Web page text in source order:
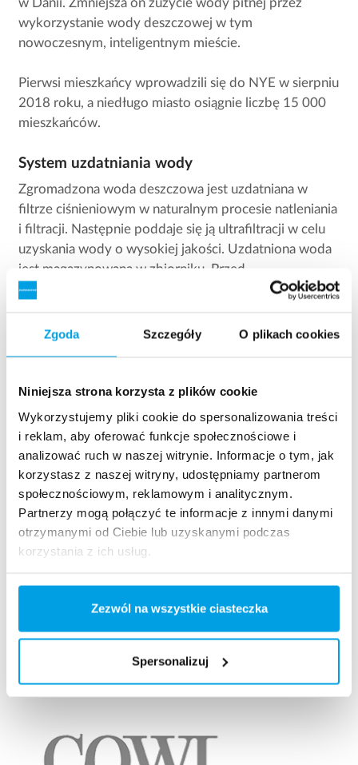
Zgoda Szczegóły O plikach cookies
Niniejsza strona korzysta z plików cookie
Wykorzystujemy pliki cookie do spersonalizowania treści
i reklam, aby oferować funkcje społecznościowe i
analizować ruch w naszej witrynie. Informacje o tym, jak
korzystasz z naszej witryny, udostępniamy partnerom
społecznościowym, reklamowym i analitycznym.
Partnerzy mogą połączyć te informacje z innymi danymi
otrzymanymi od Ciebie lub uzyskanymi podczas
korzystania z ich usług.
Zezwól na wszystkie ciasteczka
Spersonalizuj
w Danii. Zmniejsza on zużycie wody pitnej przez
wykorzystanie wody deszczowej w tym
nowoczesnym, inteligentnym mieście.
Pierwsi mieszkańcy wprowadzili się do NYE w sierpniu
2018 roku, a niedługo miasto osiągnie liczbę 15 000
mieszkańców.
System uzdatniania wody
Zgromadzona woda deszczowa jest uzdatniana w
filtrze ciśnieniowym w naturalnym procesie natleniania
i filtracji. Następnie poddaje się ją ultrafiltracji w celu
uzyskania wody o wysokiej jakości. Uzdatniona woda
jest magazynowana w zbiorniku. Przed
rozprowadzeniem do odbiorców dodatkowo podlega
Ścisła współpraca
Projekt jest wspierany przez duńskie Ministerstwo
wdrażany we współpracy z następującymi firmami.